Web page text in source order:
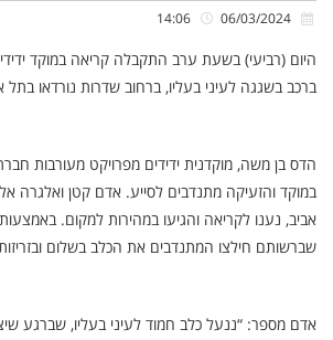
היום (רביעי) בשעת ערב התקבלה קריאה במוקד
ברכב בשגגה לעיני בעליו, ברחוב שדרות נורדאו בתל
הדס בן משה, מוקדנית ידידים מפרויקט מעורבות
במוקד והזעיקה מתנדבים לסייע. אדם קטן ואלגרה
אביב, נענו לקריאה והגיעו במהירות למקום. באמצעות
שברשותם חילצו המתנדבים את הכלב בשלום
אדם מספר: “ננעל כלב חמוד לעיני בעליו, שברגע